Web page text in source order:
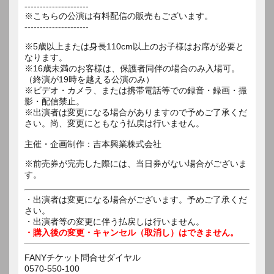
---------------------
※こちらの公演は有料配信の販売もございます。
---------------------
※5歳以上または身長110cm以上のお子様はお席が必要と
なります。
※16歳未満のお客様は、保護者同伴の場合のみ入場可。
（終演が19時を越える公演のみ）
※ビデオ・カメラ、または携帯電話等での録音・録画・撮
影・配信禁止。
※出演者は変更になる場合がありますので予めご了承くだ
さい。尚、変更にともなう払戻は行いません。
主催・企画制作：吉本興業株式会社
※前売券が完売した際には、当日券がない場合がございま
す。
・出演者は変更になる場合がございます。予めご了承くだ
さい。
・出演者等の変更に伴う払戻しは行いません。
・購入後の変更・キャンセル（取消し）はできません。
FANYチケット問合せダイヤル
0570-550-100